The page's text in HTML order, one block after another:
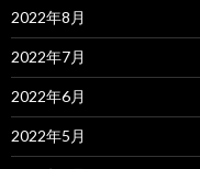
2022年8月
2022年7月
2022年6月
2022年5月